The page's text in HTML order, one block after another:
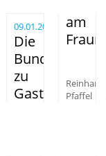
09.01.2018
Die
Bundesbank
zu
Gast
am
Reinhard
Pfaffel